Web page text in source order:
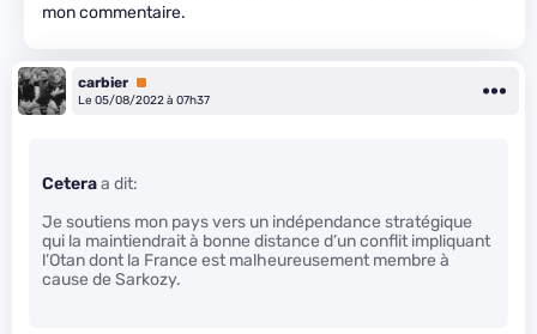
mon commentaire.
carbier Premium
Le 05/08/2022 à 07h37
Ceteraa dit:
Je soutiens mon pays vers un indépendance stratégique
qui la maintiendrait à bonne distance d’un conflit impliquant
l’Otan dont la France est malheureusement membre à
cause de Sarkozy.